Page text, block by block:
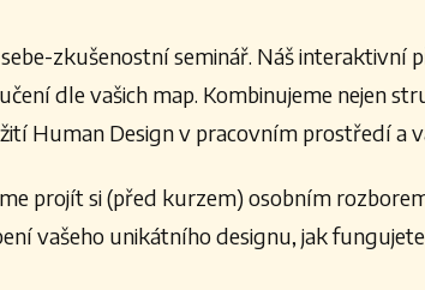
zkušenostní seminář. Náš
dle vašich map. Kombinujeme nejen
Human Design v pracovním prostředí a
projít si (před kurzem) osobním
vašeho unikátního designu, jak